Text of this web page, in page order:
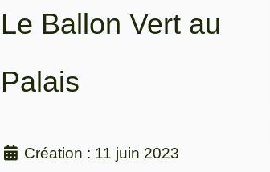
Le Ballon Vert au
Palais
Création : 11 juin 2023